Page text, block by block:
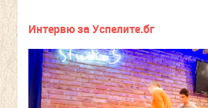
Интервю за Успелите.бг